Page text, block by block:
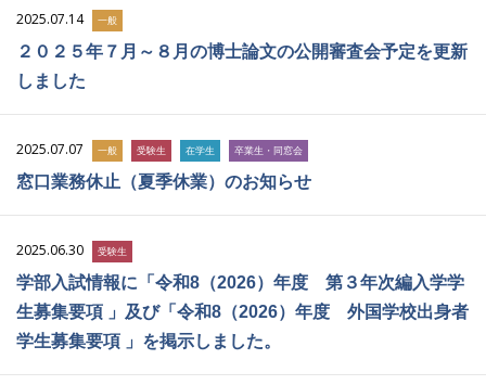
2025.07.14 一般
２０２５年７月～８月の博士論文の公開審査会予定を更新
しました
2025.07.07 一般 受験生 在学生 卒業生・同窓会
窓口業務休止（夏季休業）のお知らせ
2025.06.30 受験生
学部入試情報に「令和8（2026）年度 第３年次編入学学
生募集要項 」及び「令和8（2026）年度 外国学校出身者
学生募集要項 」を掲示しました。